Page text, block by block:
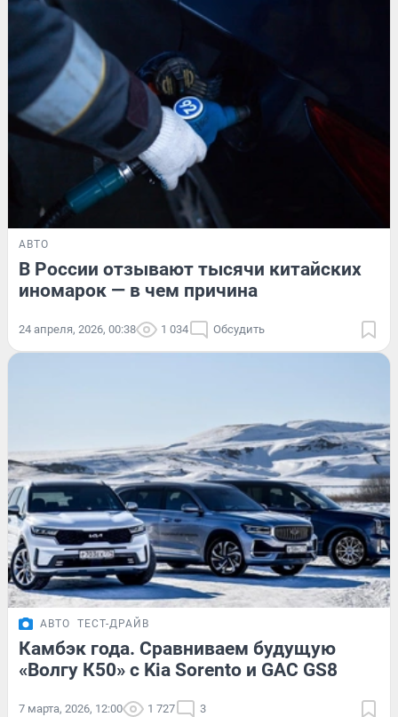
АВТО
В России отзывают тысячи китайских
иномарок — в чем причина
24 апреля, 2026, 00:38 1 034 Обсудить
АВТО ТЕСТ-ДРАЙВ
Камбэк года. Сравниваем будущую
«Волгу К50» с Kia Sorento и GAC GS8
7 марта, 2026, 12:00 1 727 3